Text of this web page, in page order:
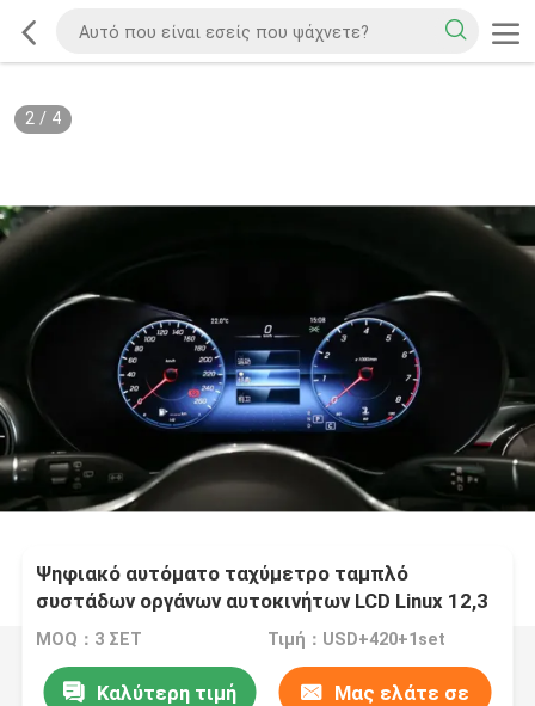
2/ 4
Ψηφιακό αυτόματο ταχύμετρο ταμπλό
συστάδων οργάνων αυτοκινήτων LCD Linux 12,3
ίντσας για Benz Ε GLE της Mercedes την
MOQ：3 ΣΕΤ Τιμή：USD+420+1set
Καλύτερη τιμή Μας ελάτε σε